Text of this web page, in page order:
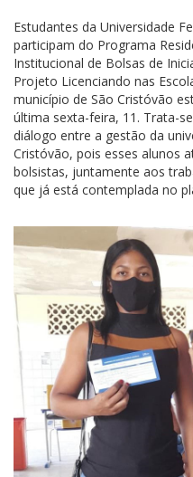
Estudantes da Universidade
participam do Programa
Institucional de Bolsas de
Projeto Licenciando nas
município de São Cristóvão
última sexta-feira, 11. Trata-
diálogo entre a gestão da
Cristóvão, pois esses alunos
bolsistas, juntamente aos
que já está contemplada no